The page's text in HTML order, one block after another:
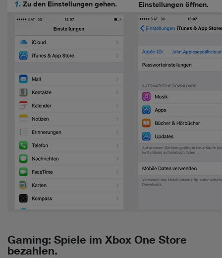
1. Zu den Einstellungen gehen. Einstellungen öffnen.
Gaming: Spiele im Xbox One Store
bezahlen.